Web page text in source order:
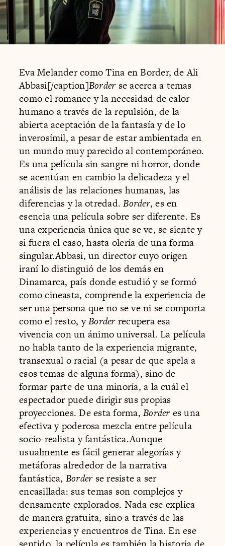
Eva Melander como Tina en Border, de Ali
Abbasi[/caption]Borderse acerca a temas
como el romance y la necesidad de calor
humano a través de la repulsión, de la
abierta aceptación de la fantasía y de lo
inverosímil, a pesar de estar ambientada en
un mundo muy parecido al contemporáneo.
Es una película sin sangre ni horror, donde
se acentúan en cambio la delicadeza y el
análisis de las relaciones humanas, las
diferencias y la otredad.Border, es en
esencia una película sobre ser diferente. Es
una experiencia única que se ve, se siente y
si fuera el caso, hasta olería de una forma
singular.Abbasi, un director cuyo origen
iraní lo distinguió de los demás en
Dinamarca, país donde estudió y se formó
como cineasta, comprende la experiencia de
ser una persona que no se ve ni se comporta
como el resto, yBorderrecupera esa
vivencia con un ánimo universal. La película
no habla tanto de la experiencia migrante,
transexual o racial (a pesar de que apela a
esos temas de alguna forma), sino de
formar parte de una minoría, a la cuál el
espectador puede dirigir sus propias
proyecciones. De esta forma,Borderes una
efectiva y poderosa mezcla entre película
socio-realista y fantástica.Aunque
usualmente es fácil generar alegorías y
metáforas alrededor de la narrativa
fantástica, Borderse resiste a ser
encasillada: sus temas son complejos y
densamente explorados. Nada ese explica
de manera gratuita, sino a través de las
experiencias y encuentros de Tina. En ese